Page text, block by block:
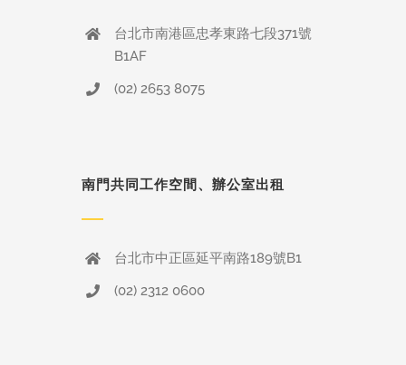
台北市南港區忠孝東路七段371號
B1AF
(02) 2653 8075
南門共同工作空間、辦公室出租
台北市中正區延平南路189號B1
(02) 2312 0600